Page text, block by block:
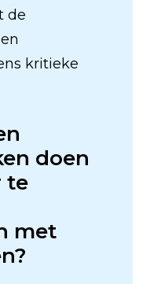
de
kritieke
doen
te
met